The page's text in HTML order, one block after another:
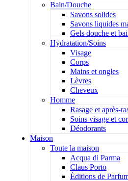
Bain/Douche
Savons solides
Savons liquides
Gels douche et
Hydratation/Soins
Visage
Corps
Mains et ongles
Lèvres
Cheveux
Homme
Rasage et après-
Soins visage et
Déodorants
Maison
Toute la maison
Acqua di Parma
Claus Porto
Éditions de